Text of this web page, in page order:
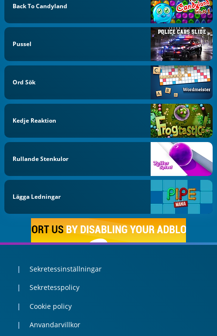
Back To Candyland
Pussel
Ord Sök
Kedje Reaktion
Rullande Stenkulor
Lägga Ledningar
Sekretessinställningar
Sekretesspolicy
Cookie policy
Anvandarvillkor